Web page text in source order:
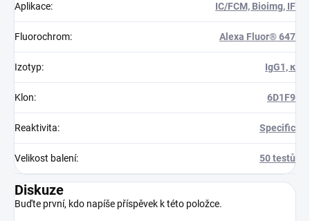
Aplikace: IC/FCM, Bioimg, IF
Fluorochrom: Alexa Fluor® 647
Izotyp: IgG1, κ
Klon: 6D1F9
Reaktivita: Specific
Velikost balení: 50 testů
Diskuze
Buďte první, kdo napíše příspěvek k této položce.